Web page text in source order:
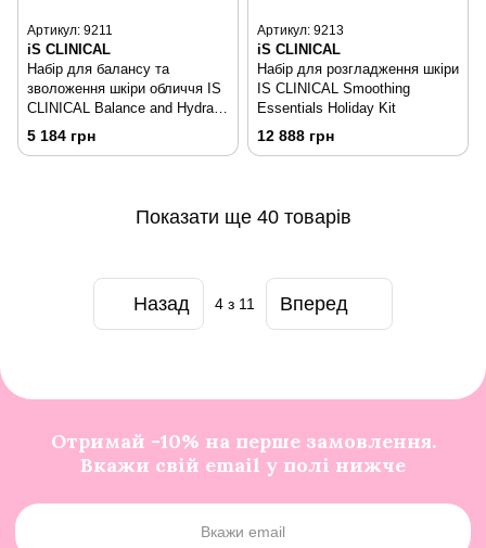
Артикул: 9211
iS CLINICAL
Набір для балансу та
зволоження шкіри обличчя IS
CLINICAL Balance and Hydrate
Duo Holiday Kit
5 184 грн
Артикул: 9213
iS CLINICAL
Набір для розгладження шкіри
IS CLINICAL Smoothing
Essentials Holiday Kit
12 888 грн
Показати ще 40 товарів
Назад 4 з 11 Вперед
Отримай -10% на перше замовлення.
Вкажи свій email у полі нижче